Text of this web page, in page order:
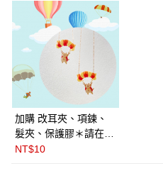
信用卡分期付款
3 期 0 利率 每期NT$531
合作金庫商業銀行
華南商業銀行
上海商業儲蓄銀行
國泰世華商業銀行
臺灣中小企業銀行
匯豐（台灣）商業銀行
聯邦商業銀行
元大商業銀行
6 期 0 利率 每期 NT$265
合作金庫商業銀行
華南商業銀行
上海商業儲蓄銀行
國泰世華商業銀行
臺灣中小企業銀行
匯豐（台灣）商業銀行
LINE Pay
悠遊付
Google Pay
加購 改耳夾、項鍊、
髮夾、保護膠＊請在訂
單備註商品及欲修改的
NT$10